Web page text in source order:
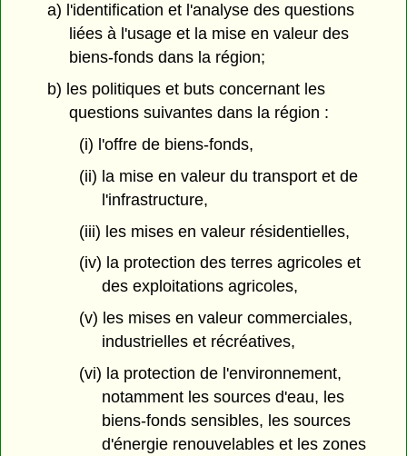
a) l'identification et l'analyse des questions
liées à l'usage et la mise en valeur des
biens-fonds dans la région;
b) les politiques et buts concernant les
questions suivantes dans la région :
(i) l'offre de biens-fonds,
(ii) la mise en valeur du transport et de
l'infrastructure,
(iii) les mises en valeur résidentielles,
(iv) la protection des terres agricoles et
des exploitations agricoles,
(v) les mises en valeur commerciales,
industrielles et récréatives,
(vi) la protection de l'environnement,
notamment les sources d'eau, les
biens-fonds sensibles, les sources
d'énergie renouvelables et les zones